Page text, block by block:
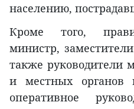
населению,
Кроме того,
министр,
также руководители
и местных органов
оперативное